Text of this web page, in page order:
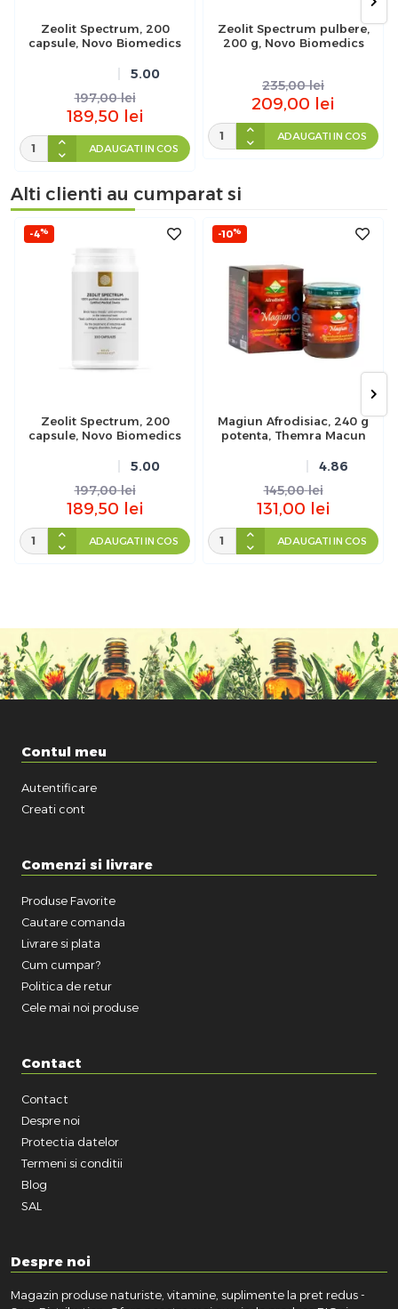
Zeolit Spectrum, 200
capsule, Novo Biomedics
5.00
197,00 lei
189,50 lei
ADAUGATI IN COS
Zeolit Spectrum pulbere,
200 g, Novo Biomedics
235,00 lei
209,00 lei
ADAUGATI IN COS
Alti clienti au cumparat si
-4%
Zeolit Spectrum, 200
capsule, Novo Biomedics
5.00
197,00 lei
189,50 lei
ADAUGATI IN COS
-10%
Magiun Afrodisiac, 240 g
potenta, Themra Macun
4.86
145,00 lei
131,00 lei
ADAUGATI IN COS
Contul meu
Autentificare
Creati cont
Comenzi si livrare
Produse Favorite
Cautare comanda
Livrare si plata
Cum cumpar?
Politica de retur
Cele mai noi produse
Contact
Contact
Despre noi
Protectia datelor
Termeni si conditii
Blog
SAL
Despre noi
Magazin produse naturiste, vitamine, suplimente la pret redus -